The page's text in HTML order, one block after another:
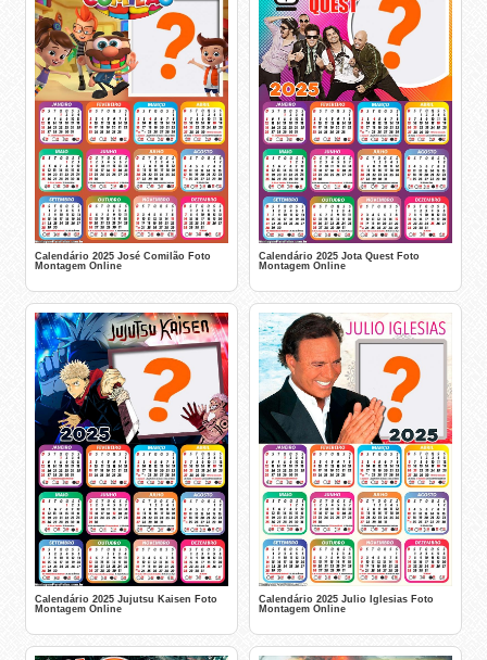
Calendário 2025 José Comilão Foto
Montagem Online
Calendário 2025 Jota Quest Foto
Montagem Online
Calendário 2025 Jujutsu Kaisen Foto
Montagem Online
Calendário 2025 Julio Iglesias Foto
Montagem Online